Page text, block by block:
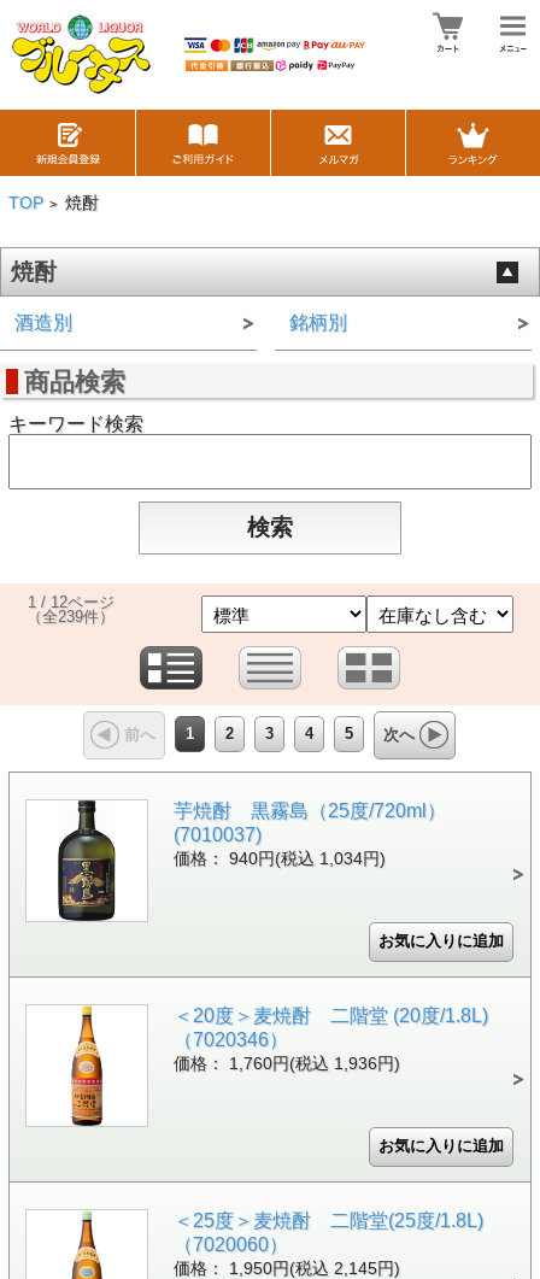
TOP > 焼酎
焼酎
酒造別 銘柄別
商品検索
キーワード検索
1 / 12ページ
（全239件）
前へ 1 2 3 4 5 次へ
芋焼酎 黒霧島（25度/720ml）
(7010037)
価格： 940円(税込 1,034円)
＜20度＞麦焼酎 二階堂 (20度/1.8L)
（7020346）
価格： 1,760円(税込 1,936円)
＜25度＞麦焼酎 二階堂(25度/1.8L)
（7020060）
価格： 1,950円(税込 2,145円)